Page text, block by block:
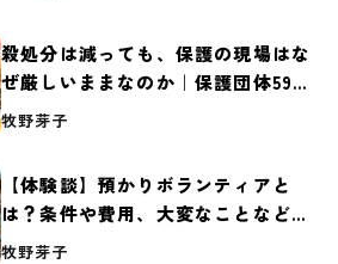
殺処分は減っても、保護の現場はな
ぜ厳しいままなのか｜保護団体59団
体の実態調査【保護犬・保護猫白書
牧野芽子
【体験談】預かりボランティアと
は？条件や費用、大変なことなど紹
介
牧野芽子